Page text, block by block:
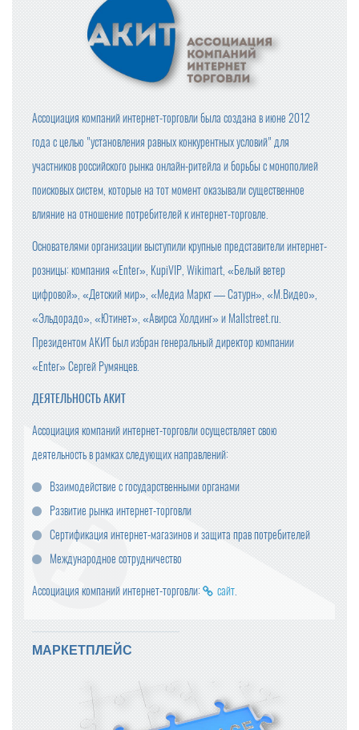
Ассоциация компаний интернет-торговли была создана в июне 2012
года с целью "установления равных конкурентных условий" для
участников российского рынка онлайн-ритейла и борьбы с монополией
поисковых систем, которые на тот момент оказывали существенное
влияние на отношение потребителей к интернет-торговле.
Основателями организации выступили крупные представители интернет-
розницы: компания «Enter», KupiVIP, Wikimart, «Белый ветер
цифровой», «Детский мир», «Медиа Маркт — Сатурн», «М.Видео»,
«Эльдорадо», «Ютинет», «Авирса Холдинг» и Mallstreet.ru.
Президентом АКИТ был избран генеральный директор компании
«Enter» Сергей Румянцев.
ДЕЯТЕЛЬНОСТЬ АКИТ
Ассоциация компаний интернет-торговли осуществляет свою
деятельность в рамках следующих направлений:
Взаимодействие с государственными органами
Развитие рынка интернет-торговли
Сертификация интернет-магазинов и защита прав потребителей
Международное сотрудничество
Ассоциация компаний интернет-торговли: сайт.
МАРКЕТПЛЕЙС